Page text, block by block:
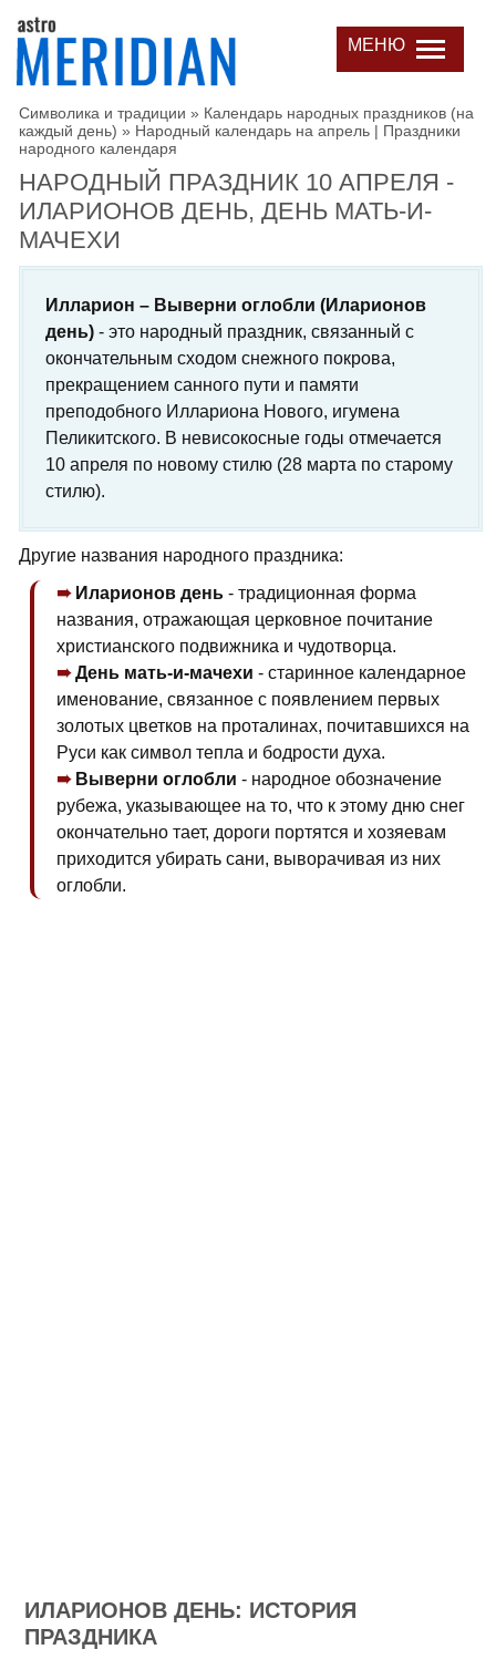
МЕНЮ
Символика и традиции » Календарь народных праздников (на
каждый день) » Народный календарь на апрель | Праздники
народного календаря
НАРОДНЫЙ ПРАЗДНИК 10 АПРЕЛЯ -
ИЛАРИОНОВ ДЕНЬ, ДЕНЬ МАТЬ-И-
МАЧЕХИ
Илларион – Выверни оглобли (Иларионов
день) - это народный праздник, связанный с
окончательным сходом снежного покрова,
прекращением санного пути и памяти
преподобного Иллариона Нового, игумена
Пеликитского. В невисокосные годы отмечается
10 апреля по новому стилю (28 марта по старому
стилю).
Другие названия народного праздника:
Иларионов день - традиционная форма
названия, отражающая церковное почитание
христианского подвижника и чудотворца.
День мать-и-мачехи - старинное календарное
именование, связанное с появлением первых
золотых цветков на проталинах, почитавшихся на
Руси как символ тепла и бодрости духа.
Выверни оглобли - народное обозначение
рубежа, указывающее на то, что к этому дню снег
окончательно тает, дороги портятся и хозяевам
приходится убирать сани, выворачивая из них
оглобли.
ИЛАРИОНОВ ДЕНЬ: ИСТОРИЯ
ПРАЗДНИКА